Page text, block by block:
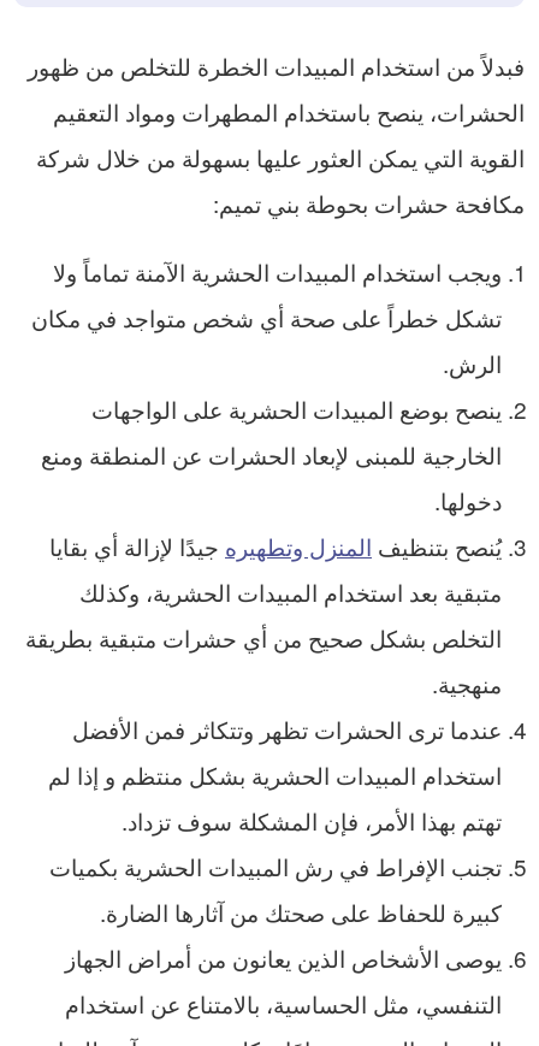
فبدلاً من استخدام المبيدات الخطرة للتخلص من ظهور
الحشرات، ينصح باستخدام المطهرات ومواد التعقيم
القوية التي يمكن العثور عليها بسهولة من خلال شركة
مكافحة حشرات بحوطة بني تميم:
ويجب استخدام المبيدات الحشرية الآمنة تماماً ولا
تشكل خطراً على صحة أي شخص متواجد في مكان
الرش.
ينصح بوضع المبيدات الحشرية على الواجهات
الخارجية للمبنى لإبعاد الحشرات عن المنطقة ومنع
دخولها.
يُنصح بتنظيف المنزل وتطهيره جيدًا لإزالة أي بقايا
متبقية بعد استخدام المبيدات الحشرية، وكذلك
التخلص بشكل صحيح من أي حشرات متبقية بطريقة
منهجية.
عندما ترى الحشرات تظهر وتتكاثر فمن الأفضل
استخدام المبيدات الحشرية بشكل منتظم و إذا لم
تهتم بهذا الأمر، فإن المشكلة سوف تزداد.
تجنب الإفراط في رش المبيدات الحشرية بكميات
كبيرة للحفاظ على صحتك من آثارها الضارة.
يوصى الأشخاص الذين يعانون من أمراض الجهاز
التنفسي، مثل الحساسية، بالامتناع عن استخدام